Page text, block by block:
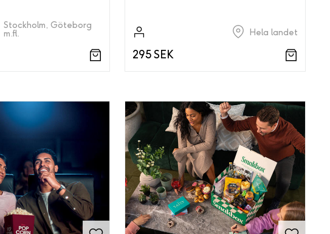
Stockholm, Göteborg
m.fl.
Hela landet
295 SEK